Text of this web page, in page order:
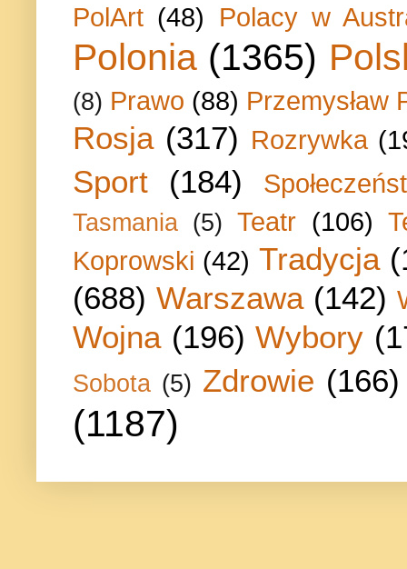
PolArt (48) Polacy w
Polonia (1365)
(8) Prawo (88) Przemysław
Rosja (317) Rozrywka
Sport (184)
Tasmania (5) Teatr (106)
Koprowski (42) Tradycja
(688) Warszawa (142)
Wojna (196) Wybory
Sobota (5) Zdrowie (166)
(1187)